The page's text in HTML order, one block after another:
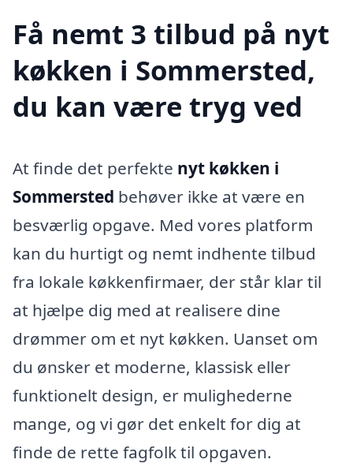
Få nemt 3 tilbud på nyt
køkken i Sommersted,
du kan være tryg ved
At finde det perfekte nyt køkken i
Sommersted behøver ikke at være en
besværlig opgave. Med vores platform
kan du hurtigt og nemt indhente tilbud
fra lokale køkkenfirmaer, der står klar til
at hjælpe dig med at realisere dine
drømmer om et nyt køkken. Uanset om
du ønsker et moderne, klassisk eller
funktionelt design, er mulighederne
mange, og vi gør det enkelt for dig at
finde de rette fagfolk til opgaven.